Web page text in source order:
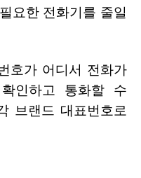
요한 전화기를 줄일
호가 어디서 전화가
확인하고 통화할
수
브랜드 대표번호로